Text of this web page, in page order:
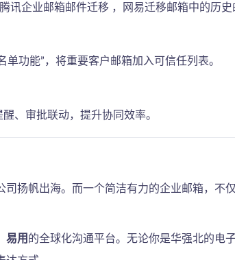
讯企业邮箱邮件迁移 ，网易迁移邮箱中的历史
功能”，将重要客户邮箱加入可信任列表。
、审批联动，提升协同效率。
扬帆出海。而一个简洁有力的企业邮箱，不
易用 的全球化沟通平台。无论你是华强北的电